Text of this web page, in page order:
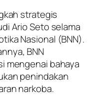
strategis
Ario Seto selama
Nasional (BNN).
BNN
mengenai bahaya
penindakan
narkoba.